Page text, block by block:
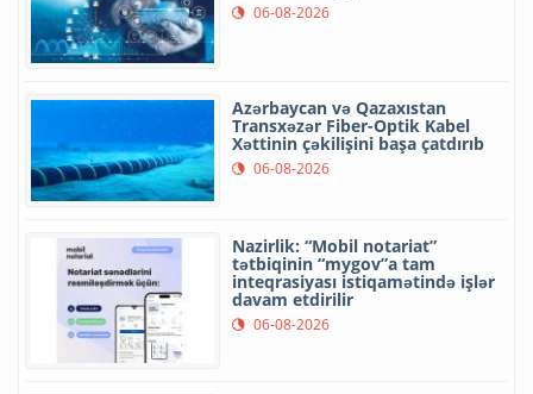
06-08-2026
Azərbaycan və Qazaxıstan
Transxəzər Fiber-Optik Kabel
Xəttinin çəkilişini başa çatdırıb
06-08-2026
Nazirlik: “Mobil notariat”
tətbiqinin “mygov”a tam
inteqrasiyası istiqamətində işlər
davam etdirilir
06-08-2026